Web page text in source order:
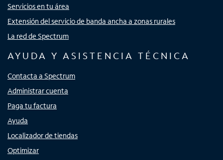
Servicios en tu área
Extensión del servicio de banda ancha a zonas rurales
La red de Spectrum
AYUDA Y ASISTENCIA TÉCNICA
Contacta a Spectrum
Administrar cuenta
Paga tu factura
Ayuda
Localizador de tiendas
Optimizar